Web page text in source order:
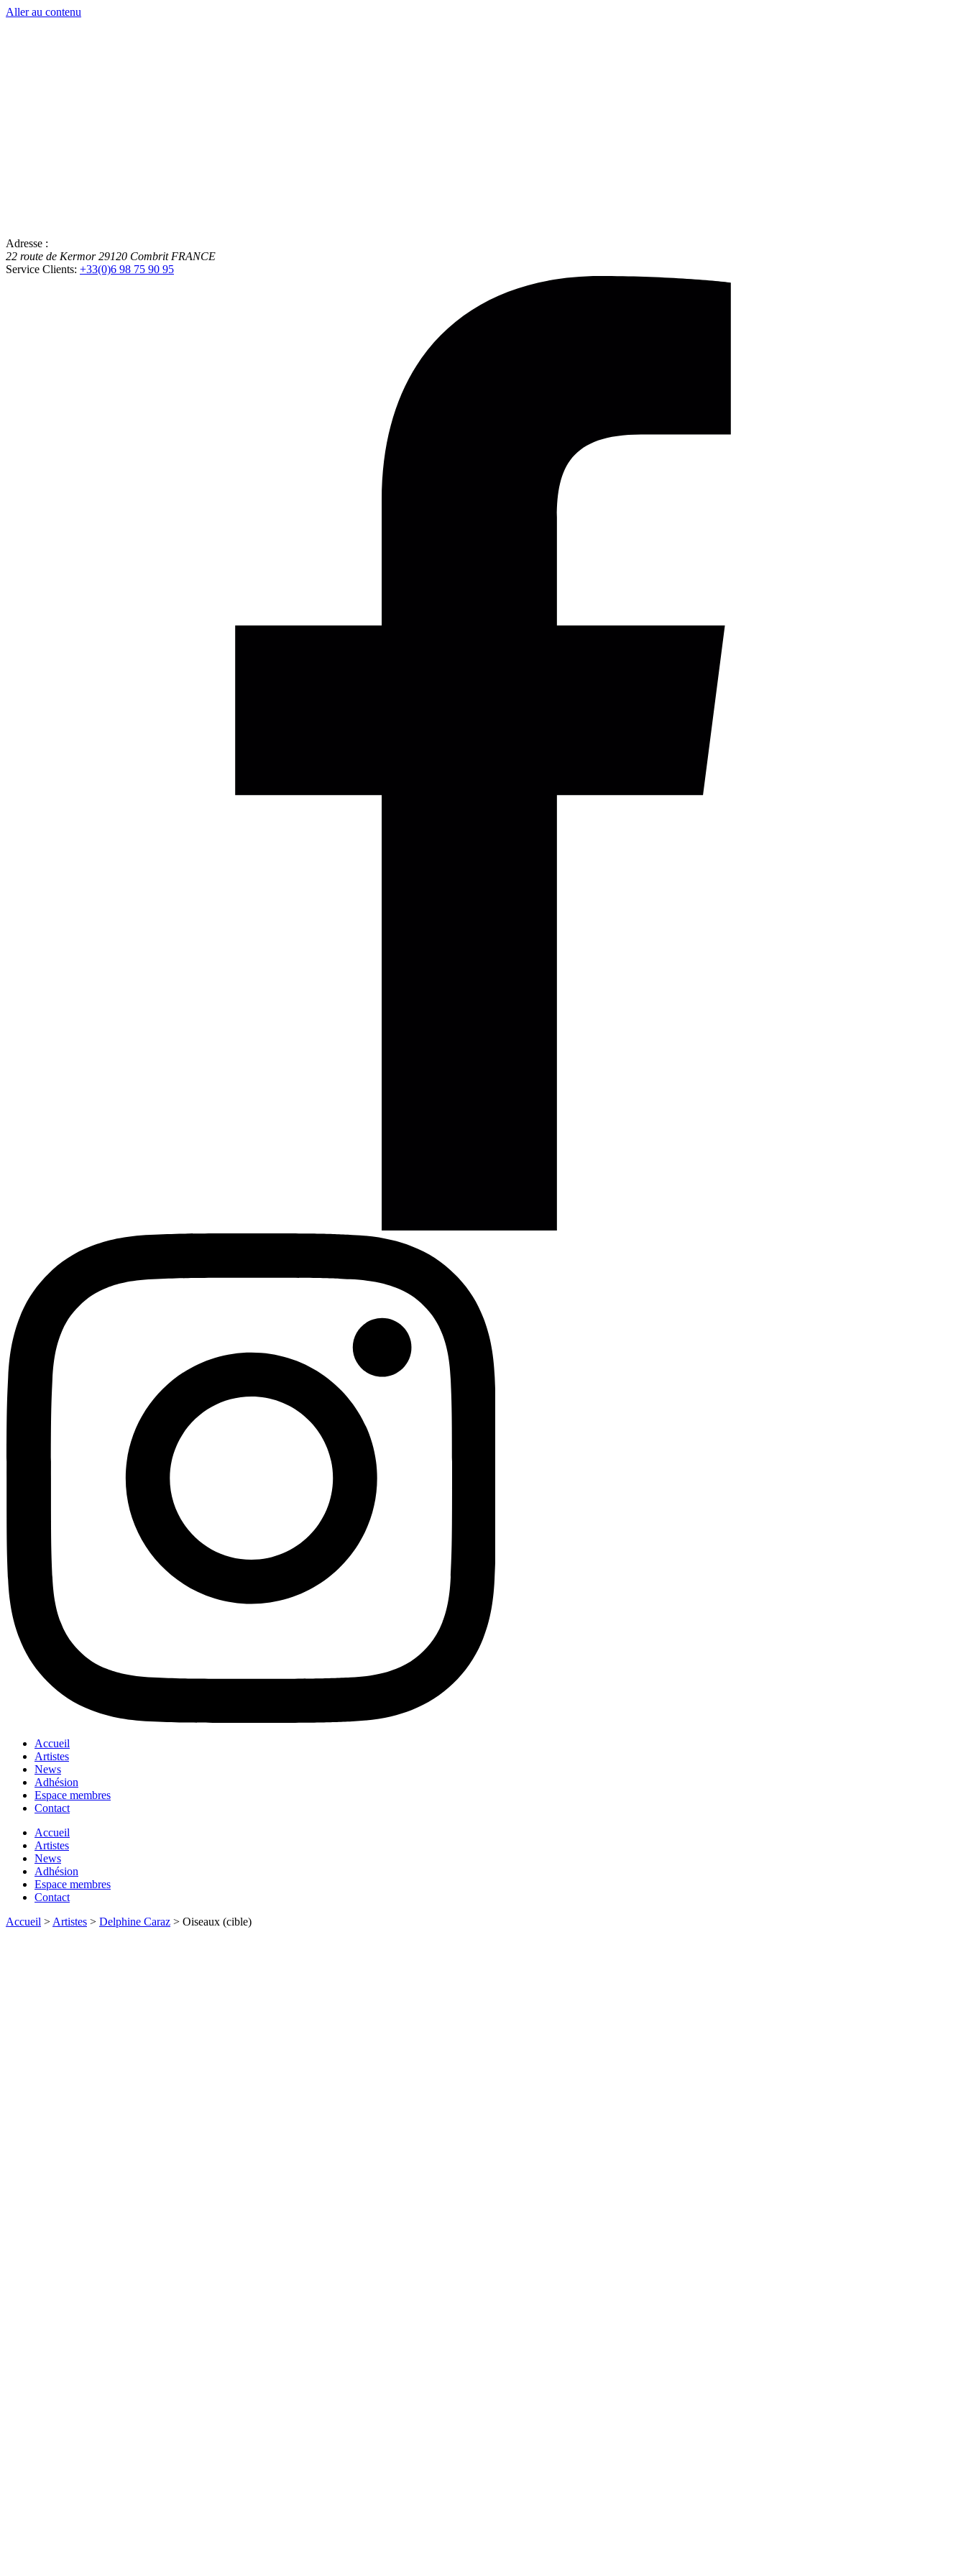
Aller au contenu
Adresse :
22 route de Kermor 29120 Combrit FRANCE
Service Clients: +33(0)6 98 75 90 95
Accueil
Artistes
News
Adhésion
Espace membres
Contact
Accueil
Artistes
News
Adhésion
Espace membres
Contact
Accueil > Artistes > Delphine Caraz > Oiseaux (cible)